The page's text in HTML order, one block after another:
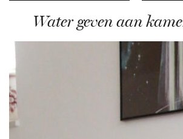
Water geven aan